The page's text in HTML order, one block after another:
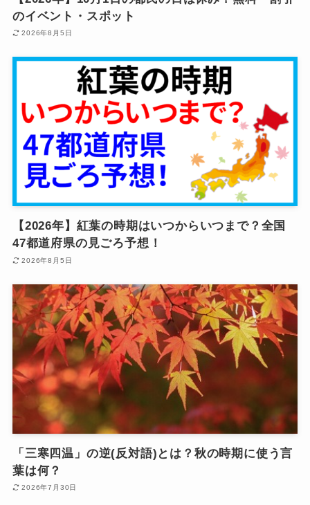
のイベント・スポット
2026年8月5日
【2026年】紅葉の時期はいつからいつまで？全国
47都道府県の見ごろ予想！
2026年8月5日
「三寒四温」の逆(反対語)とは？秋の時期に使う言
葉は何？
2026年7月30日